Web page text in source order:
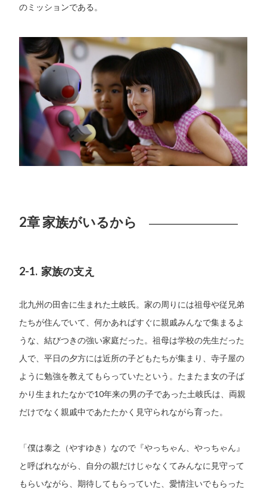
のミッションである。
2章 家族がいるから
2-1. 家族の支え
北九州の田舎に生まれた土岐氏。家の周りには祖母や従兄弟
たちが住んでいて、何かあればすぐに親戚みんなで集まるよ
うな、結びつきの強い家庭だった。祖母は学校の先生だった
人で、平日の夕方には近所の子どもたちが集まり、寺子屋の
ように勉強を教えてもらっていたという。たまたま女の子ば
かり生まれたなかで10年来の男の子であった土岐氏は、両親
だけでなく親戚中であたたかく見守られながら育った。
「僕は泰之（やすゆき）なので『やっちゃん、やっちゃん』
と呼ばれながら、自分の親だけじゃなくてみんなに見守って
もらいながら、期待してもらっていた、愛情注いでもらった